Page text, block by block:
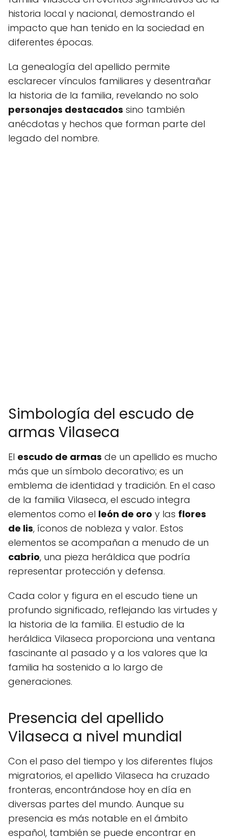
historia local y nacional, demostrando el
impacto que han tenido en la sociedad en
diferentes épocas.
La genealogía del apellido permite
esclarecer vínculos familiares y desentrañar
la historia de la familia, revelando no solo
personajes destacados sino también
anécdotas y hechos que forman parte del
legado del nombre.
Simbología del escudo de
armas Vilaseca
El escudo de armas de un apellido es mucho
más que un símbolo decorativo; es un
emblema de identidad y tradición. En el caso
de la familia Vilaseca, el escudo integra
elementos como el león de oro y las flores
de lis, íconos de nobleza y valor. Estos
elementos se acompañan a menudo de un
cabrio, una pieza heráldica que podría
representar protección y defensa.
Cada color y figura en el escudo tiene un
profundo significado, reflejando las virtudes y
la historia de la familia. El estudio de la
heráldica Vilaseca proporciona una ventana
fascinante al pasado y a los valores que la
familia ha sostenido a lo largo de
generaciones.
Presencia del apellido
Vilaseca a nivel mundial
Con el paso del tiempo y los diferentes flujos
migratorios, el apellido Vilaseca ha cruzado
fronteras, encontrándose hoy en día en
diversas partes del mundo. Aunque su
presencia es más notable en el ámbito
español, también se puede encontrar en